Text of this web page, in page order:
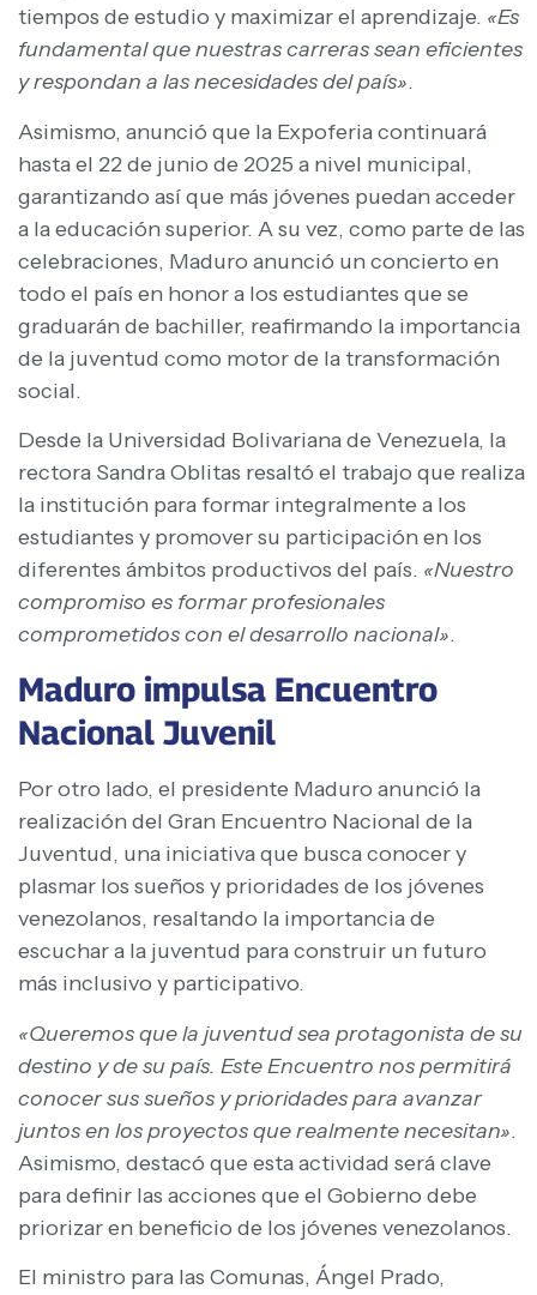
tiempos de estudio y maximizar el aprendizaje. «Es
fundamental que nuestras carreras sean eficientes
y respondan a las necesidades del país».
Asimismo, anunció que la Expoferia continuará
hasta el 22 de junio de 2025 a nivel municipal,
garantizando así que más jóvenes puedan acceder
a la educación superior. A su vez, como parte de las
celebraciones, Maduro anunció un concierto en
todo el país en honor a los estudiantes que se
graduarán de bachiller, reafirmando la importancia
de la juventud como motor de la transformación
social.
Desde la Universidad Bolivariana de Venezuela, la
rectora Sandra Oblitas resaltó el trabajo que realiza
la institución para formar integralmente a los
estudiantes y promover su participación en los
diferentes ámbitos productivos del país. «Nuestro
compromiso es formar profesionales
comprometidos con el desarrollo nacional».
Maduro impulsa Encuentro
Nacional Juvenil
Por otro lado, el presidente Maduro anunció la
realización del Gran Encuentro Nacional de la
Juventud, una iniciativa que busca conocer y
plasmar los sueños y prioridades de los jóvenes
venezolanos, resaltando la importancia de
escuchar a la juventud para construir un futuro
más inclusivo y participativo.
«Queremos que la juventud sea protagonista de su
destino y de su país. Este Encuentro nos permitirá
conocer sus sueños y prioridades para avanzar
juntos en los proyectos que realmente necesitan».
Asimismo, destacó que esta actividad será clave
para definir las acciones que el Gobierno debe
priorizar en beneficio de los jóvenes venezolanos.
El ministro para las Comunas, Ángel Prado,